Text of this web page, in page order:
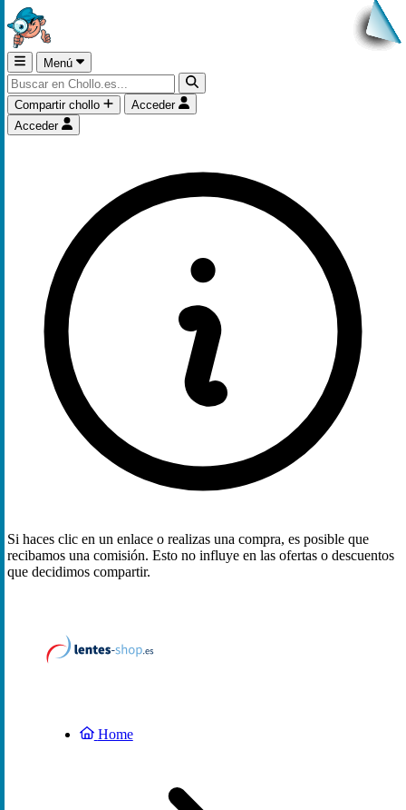
Menú
Compartir chollo
Acceder
Acceder
Si haces clic en un enlace o realizas una compra, es posible que
recibamos una comisión. Esto no influye en las ofertas o descuentos
que decidimos compartir.
Home